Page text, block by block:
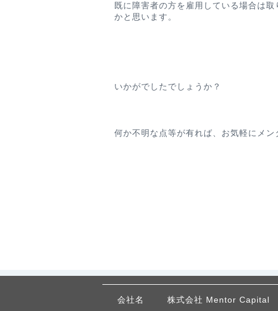
既に障害者の方を雇用している場合は
かと思います。
いかがでしたでしょうか？
何か不明な点等が有れば、お気軽にメ
会社名 株式会社 Mentor Capital